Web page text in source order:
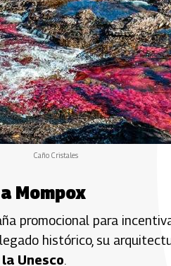
Caño Cristales
Mompox
promocional para
histórico, su
Unesco.